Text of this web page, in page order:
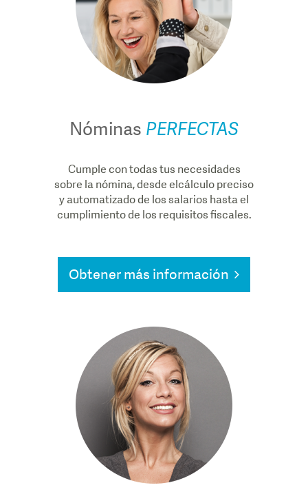
Nóminas PERFECTAS
Cumple con todas tus necesidades
sobre la nómina, desde elcálculo preciso
y automatizado de los salarios hasta el
cumplimiento de los requisitos fiscales.
Obtener más información